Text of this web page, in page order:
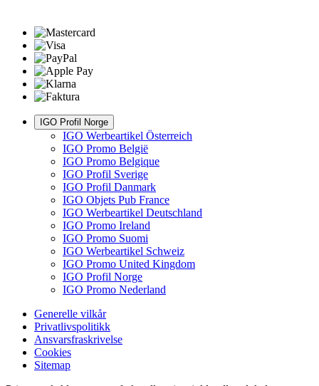
IGO Profil Norge
IGO Werbeartikel Österreich
IGO Promo België
IGO Promo Belgique
IGO Profil Sverige
IGO Profil Danmark
IGO Objets Pub France
IGO Werbeartikel Deutschland
IGO Promo Ireland
IGO Promo Suomi
IGO Werbeartikel Schweiz
IGO Promo United Kingdom
IGO Profil Norge
IGO Promo Nederland
Generelle vilkår
Privatlivspolitikk
Ansvarsfraskrivelse
Cookies
Sitemap